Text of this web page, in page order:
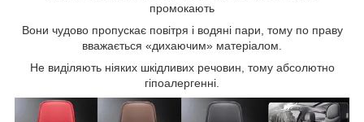
промокають
Вони чудово пропускає повітря і водяні пари, тому по праву
вважається «дихаючим» матеріалом.
Не виділяють ніяких шкідливих речовин, тому абсолютно
гіпоалергенні.